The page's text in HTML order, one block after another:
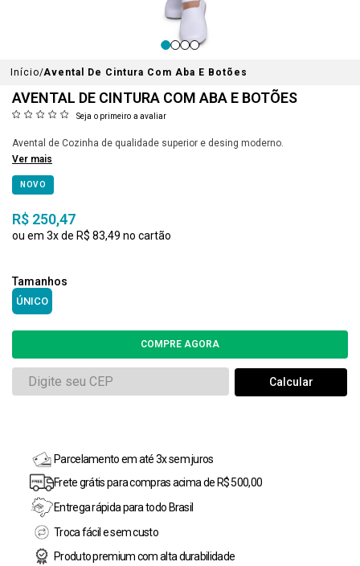
Início Avental De Cintura Com Aba E Botões
AVENTAL DE CINTURA COM ABA E BOTÕES
Seja o primeiro a avaliar
Avental de Cozinha de qualidade superior e desing moderno.
Ver mais
NOVO
R$ 250,47
3x R$ 83,49
ÚNICO
Parcelamento em até 3x sem juros
Frete grátis para compras acima de R$ 500,00
Entrega rápida para todo Brasil
Troca fácil e sem custo
Produto premium com alta durabilidade